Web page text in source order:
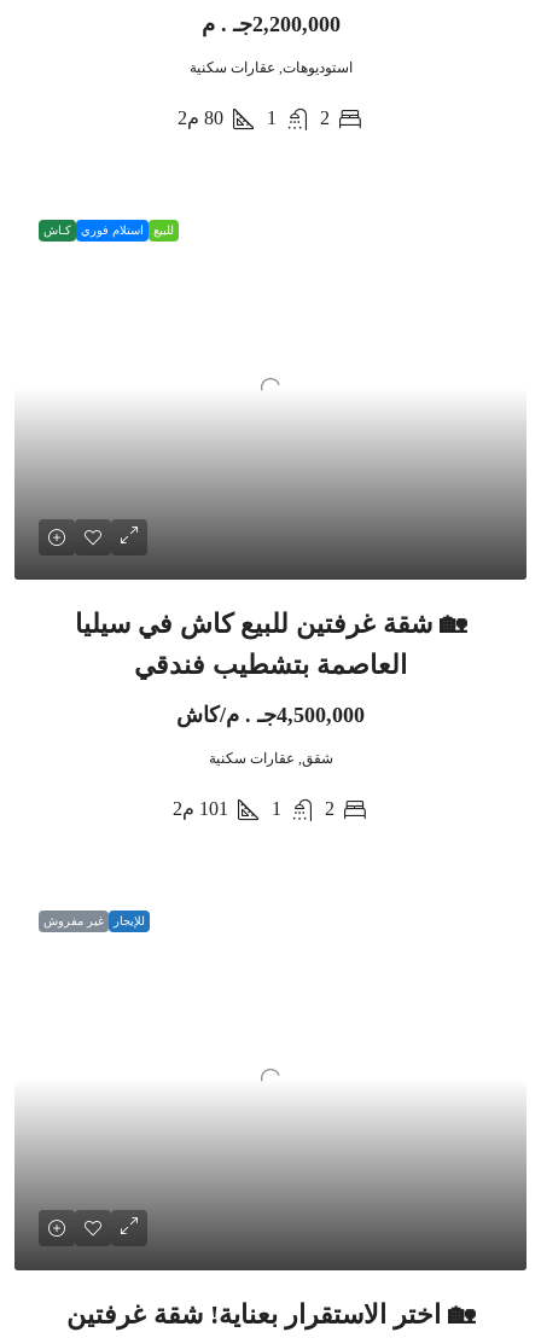
2,200,000جـ . م
استوديوهات, عقارات سكنية
2
1
80 م2
للبيع استلام فوري كـاش
🏡 شقة غرفتين للبيع كاش في سيليا
العاصمة بتشطيب فندقي
4,500,000جـ . م/كاش
شقق, عقارات سكنية
2
1
101 م2
للإيجار غير مفروش
🏡 اختر الاستقرار بعناية! شقة غرفتين